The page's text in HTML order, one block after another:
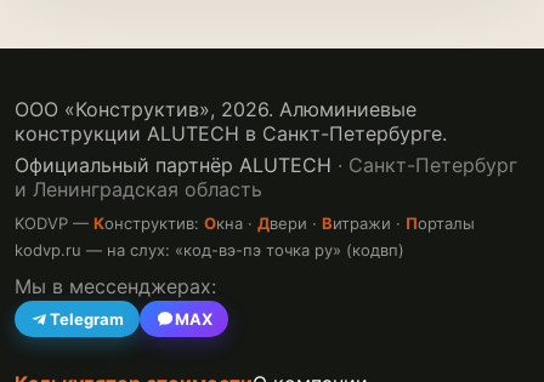
ООО «Конструктив», 2026. Алюминиевые
конструкции ALUTECH в Санкт-Петербурге.
Официальный партнёр ALUTECH · Санкт-Петербург
и Ленинградская область
KODVP — Конструктив: Окна · Двери · Витражи · Порталы
kodvp.ru — на слух: «код-вэ-пэ точка ру» (кодвп)
Мы в мессенджерах:
Telegram MAX